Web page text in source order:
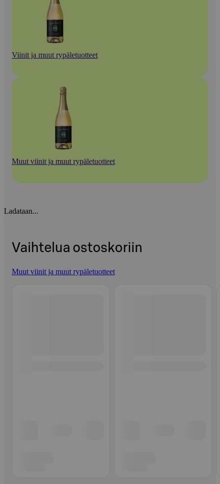
Viinit ja muut rypäletuotteet
Muut viinit ja muut rypäletuotteet
Ladataan...
Vaihtelua ostoskoriin
Muut viinit ja muut rypäletuotteet